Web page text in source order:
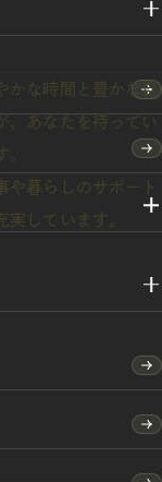
かな時間と豊かな自
、あなたを待ってい
。
や暮らしのサポート
実しています。